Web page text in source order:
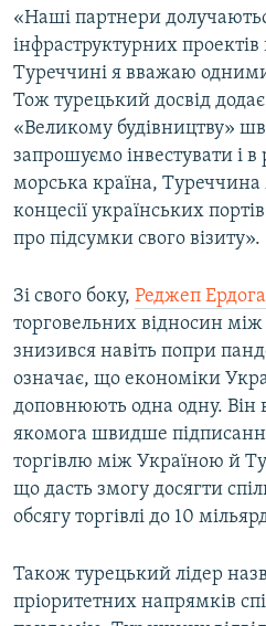
«Наші партнери
інфраструктурних
Туреччині я вважаю
Тож турецький досвід
«Великому будівництву»
запрошуємо інвестувати і
морська країна,
концесії українських
про підсумки свого візиту».
Зі свого боку, Реджеп
торговельних відносин
знизився навіть попри
означає, що економіки
доповнюють одна одну. Він
якомога швидше
торгівлю між Україною й
що дасть змогу досягти
обсягу торгівлі до 10
Також турецький лідер
пріоритетних напрямків